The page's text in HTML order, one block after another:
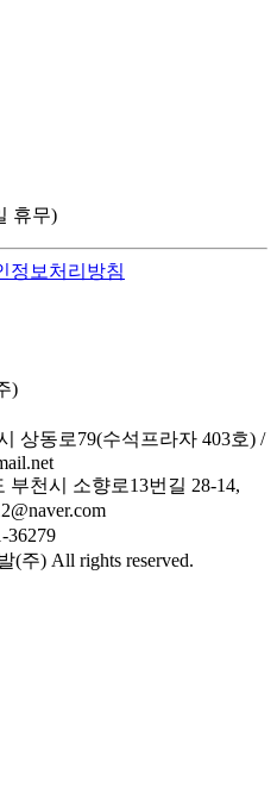
휴무)
정보처리방침
)
상동로79(수석프라자 403호) /
천시 소향로13번길 28-14,
36279
(주) All rights reserved.